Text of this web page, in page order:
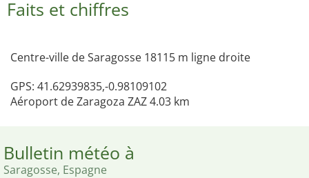
Faits et chiffres
Centre-ville de Saragosse 18115 m ligne droite
GPS: 41.62939835,-0.98109102
Aéroport de Zaragoza ZAZ 4.03 km
Bulletin météo à
Saragosse, Espagne